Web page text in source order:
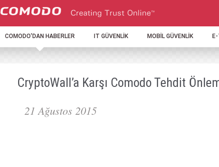
COMODO'DAN HABERLER IT GÜVENLİK MOBİL GÜVENLİK
CryptoWall’a Karşı Comodo Tehdit
21 Ağustos 2015